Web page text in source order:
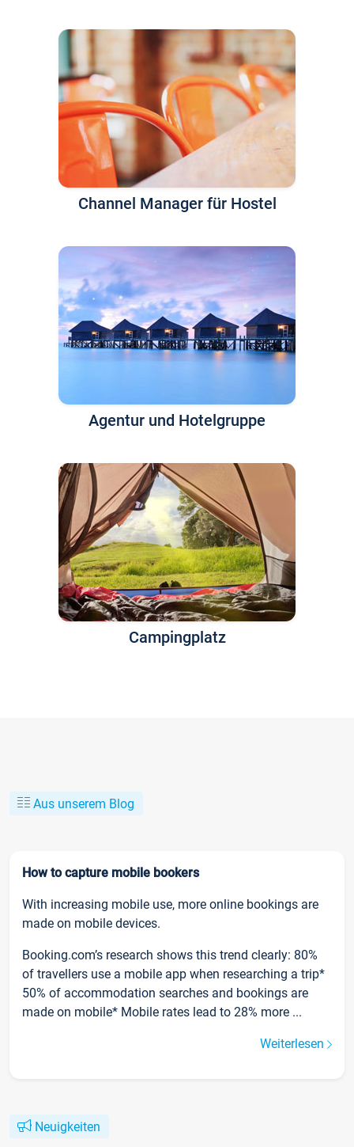
Channel Manager für Hostel
Agentur und Hotelgruppe
Campingplatz
Aus unserem Blog
How to capture mobile bookers
With increasing mobile use, more online bookings are
made on mobile devices.
Booking.com’s research shows this trend clearly: 80%
of travellers use a mobile app when researching a trip*
50% of accommodation searches and bookings are
made on mobile* Mobile rates lead to 28% more ...
Weiterlesen
Neuigkeiten